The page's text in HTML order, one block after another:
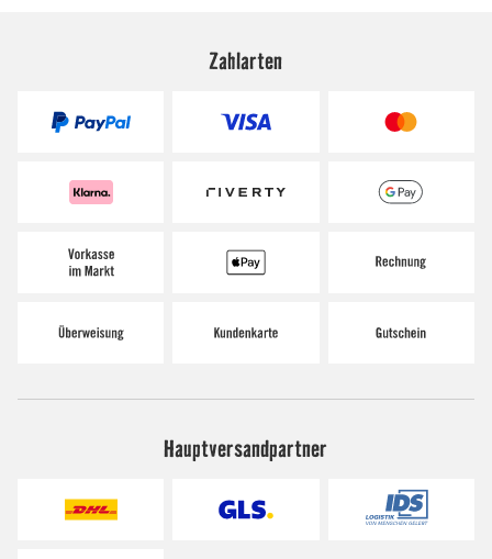
Zahlarten
Hauptversandpartner